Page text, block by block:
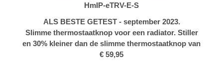
HmIP-eTRV-E-S
ALS BESTE GETEST - september 2023.
Slimme thermostaatknop voor een radiator. Stiller
en 30% kleiner dan de slimme thermostaatknop van
€ 59,95